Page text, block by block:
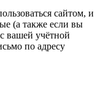
сайтом, и
(а также если вы
вашей учётной
по адресу